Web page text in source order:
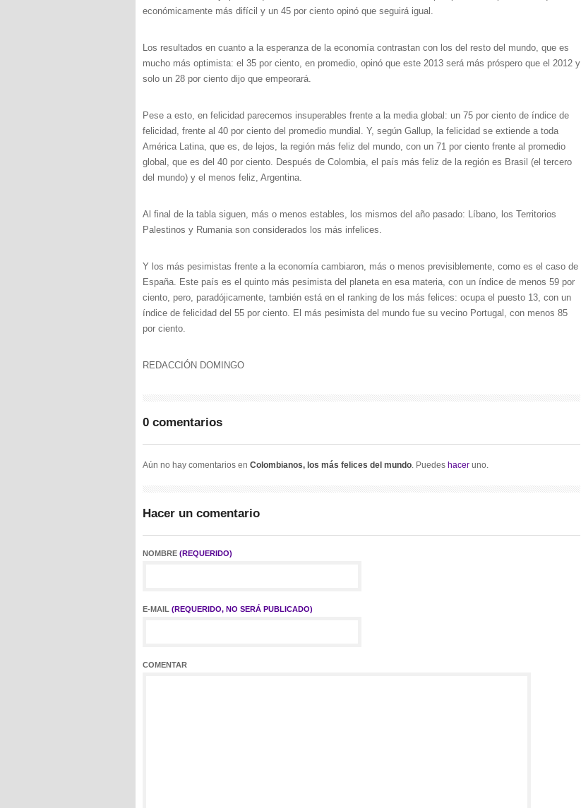
económicamente más difícil y un 45 por ciento opinó que seguirá igual.
Los resultados en cuanto a la esperanza de la economía contrastan con los del resto del mundo, que es
mucho más optimista: el 35 por ciento, en promedio, opinó que este 2013 será más próspero que el 2012 y
solo un 28 por ciento dijo que empeorará.
Pese a esto, en felicidad parecemos insuperables frente a la media global: un 75 por ciento de índice de
felicidad, frente al 40 por ciento del promedio mundial. Y, según Gallup, la felicidad se extiende a toda
América Latina, que es, de lejos, la región más feliz del mundo, con un 71 por ciento frente al promedio
global, que es del 40 por ciento. Después de Colombia, el país más feliz de la región es Brasil (el tercero
del mundo) y el menos feliz, Argentina.
Al final de la tabla siguen, más o menos estables, los mismos del año pasado: Líbano, los Territorios
Palestinos y Rumania son considerados los más infelices.
Y los más pesimistas frente a la economía cambiaron, más o menos previsiblemente, como es el caso de
España. Este país es el quinto más pesimista del planeta en esa materia, con un índice de menos 59 por
ciento, pero, paradójicamente, también está en el ranking de los más felices: ocupa el puesto 13, con un
índice de felicidad del 55 por ciento. El más pesimista del mundo fue su vecino Portugal, con menos 85
por ciento.
REDACCIÓN DOMINGO
0 comentarios
Aún no hay comentarios en Colombianos, los más felices del mundo. Puedes hacer uno.
Hacer un comentario
NOMBRE (REQUERIDO)
E-MAIL (REQUERIDO, NO SERÁ PUBLICADO)
COMENTAR